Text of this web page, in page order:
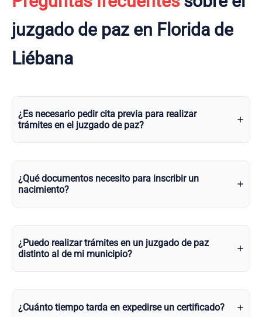
juzgado de paz en Florida de
Liébana
¿Es necesario pedir cita previa para realizar
trámites en el juzgado de paz?
¿Qué documentos necesito para inscribir un
nacimiento?
¿Puedo realizar trámites en un juzgado de paz
distinto al de mi municipio?
¿Cuánto tiempo tarda en expedirse un certificado?